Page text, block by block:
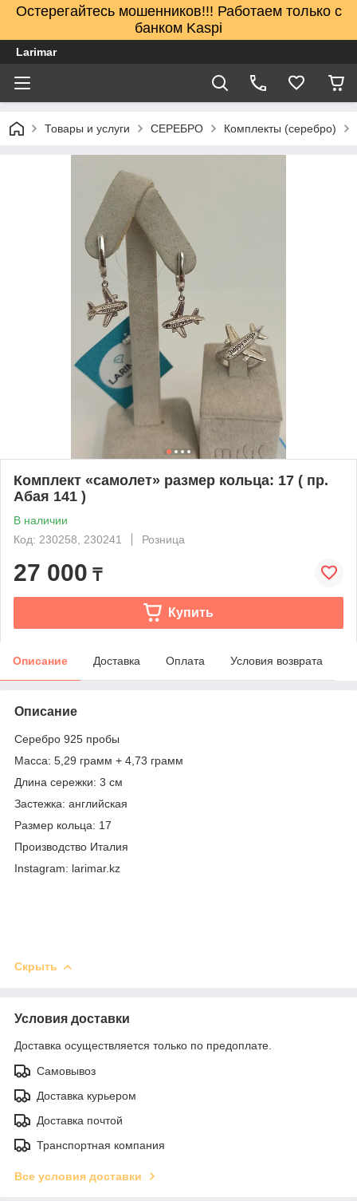
Остерегайтесь мошенников!!! Работаем только с
банком Kaspi
Larimar
Товары и услуги СЕРЕБРО Комплекты (серебро)
Комплект «самолет» размер кольца: 17 ( пр.
Абая 141 )
В наличии
Код: 230258, 230241
Розница
27 000 ₸
Купить
Описание Доставка Оплата Условия возврата
Описание
Серебро 925 пробы
Масса: 5,29 грамм + 4,73 грамм
Длина сережки: 3 см
Застежка: английская
Размер кольца: 17
Производство Италия
Instagram: larimar.kz
Скрыть
Условия доставки
Доставка осуществляется только по предоплате.
Самовывоз
Доставка курьером
Доставка почтой
Транспортная компания
Все условия доставки